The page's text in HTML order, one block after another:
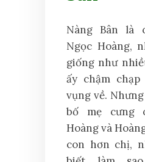
Nàng Bân là
Ngọc Hoàng,
giống như
ấy chậm
vụng về.
bố mẹ cưng
Hoàng và
con hơn chị,